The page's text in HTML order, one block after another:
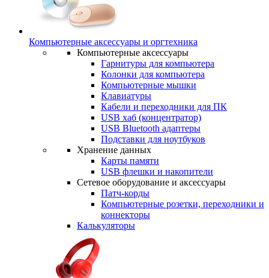
Компьютерные аксессуары и оргтехника
Компьютерные аксессуары
Гарнитуры для компьютера
Колонки для компьютера
Компьютерные мышки
Клавиатуры
Кабели и переходники для ПК
USB хаб (концентратор)
USB Bluetooth адаптеры
Подставки для ноутбуков
Хранение данных
Карты памяти
USB флешки и накопители
Сетевое оборудование и аксессуары
Патч-корды
Компьютерные розетки, переходники и
коннекторы
Калькуляторы